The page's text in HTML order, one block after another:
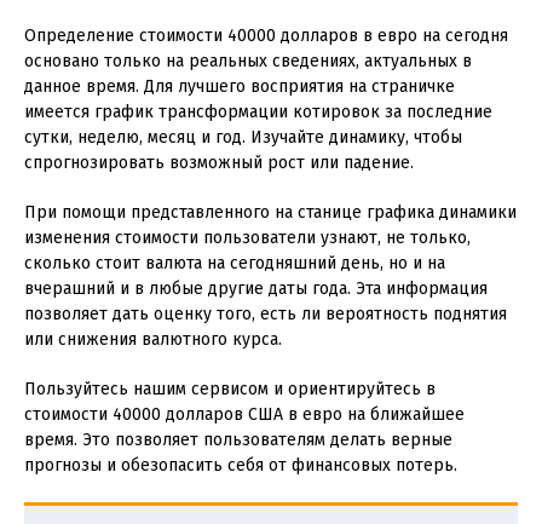
Определение стоимости 40000 долларов в евро на сегодня
основано только на реальных сведениях, актуальных в
данное время. Для лучшего восприятия на страничке
имеется график трансформации котировок за последние
сутки, неделю, месяц и год. Изучайте динамику, чтобы
спрогнозировать возможный рост или падение.
При помощи представленного на станице графика динамики
изменения стоимости пользователи узнают, не только,
сколько стоит валюта на сегодняшний день, но и на
вчерашний и в любые другие даты года. Эта информация
позволяет дать оценку того, есть ли вероятность поднятия
или снижения валютного курса.
Пользуйтесь нашим сервисом и ориентируйтесь в
стоимости 40000 долларов США в евро на ближайшее
время. Это позволяет пользователям делать верные
прогнозы и обезопасить себя от финансовых потерь.